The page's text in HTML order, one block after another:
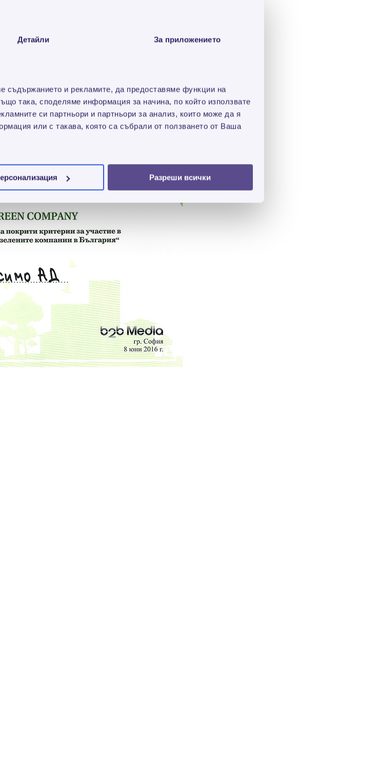
Детайли За приложението
съдържанието и рекламите, да предоставяме функции на
така, споделяме информация за начина, по който използвате
си партньори и партньори за анализ, които може да я
или с такава, която са събрали от ползването от Ваша
Разреши всички
отличия се присъждат на база строго
за практиките и политиката на
дейност.
компании на България“ на b2b Media тук »